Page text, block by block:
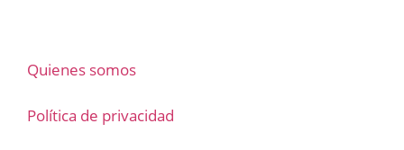
Quienes somos
Política de privacidad